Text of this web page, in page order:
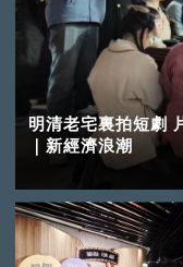
明清老宅裏拍短劇
｜新經濟浪潮